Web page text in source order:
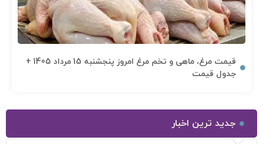
قیمت مرغ، ماهی و تخم مرغ امروز پنجشنبه 15 مرداد 1405 +
جدول قیمت
جدید ترین اخبار